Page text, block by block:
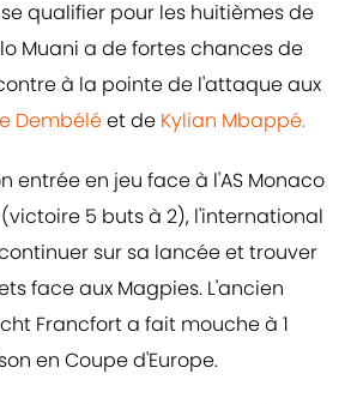
qualifier pour les huitièmes de
Muani a de fortes chances de
à la pointe de l'attaque aux
Dembéléet de Kylian Mbappé.
entrée en jeu face à l'AS Monaco
5 buts à 2), l'international
sur sa lancée et trouver
face aux Magpies. L'ancien
Francfort a fait mouche à 1
en Coupe d'Europe.